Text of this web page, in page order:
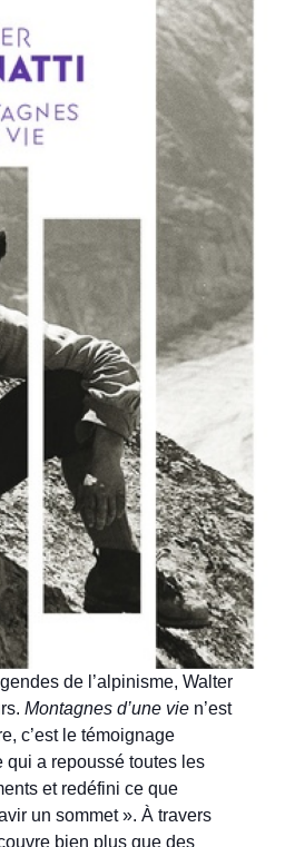
de l’alpinisme, Walter
Montagnes d’une vie n’est
c’est le témoignage
qui a repoussé toutes les
et redéfini ce que
un sommet ». À travers
bien plus que des